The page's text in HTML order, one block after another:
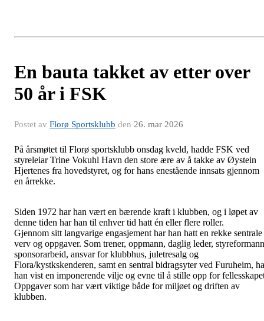
En bauta takket av etter over
50 år i FSK
Postet av Florø Sportsklubb den 26. mar 2026
På årsmøtet til Florø sportsklubb onsdag kveld, hadde FSK ved
styreleiar Trine Vokuhl Havn den store ære av å takke av Øystein
Hjertenes fra hovedstyret, og for hans enestående innsats gjennom
en årrekke.
Siden 1972 har han vært en bærende kraft i klubben, og i løpet av
denne tiden har han til enhver tid hatt én eller flere roller.
Gjennom sitt langvarige engasjement har han hatt en rekke sentrale
verv og oppgaver. Som trener, oppmann, daglig leder,
sponsorarbeid, ansvar for klubbhus, juletresalg og
Flora/kystkskenderen, samt en sentral bidragsyter ved Furuheim,
han vist en imponerende vilje og evne til å stille opp for
Oppgaver som har vært viktige både for miljøet og driften av
klubben.